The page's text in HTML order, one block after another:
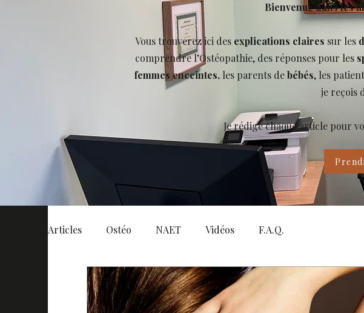
Bienvenue dans les
Vous trouverez ici des explications claires sur les
comprendre l’Ostéopathie, des réponses pour les
femmes enceintes, les parents debébés, les
je reçois
Je rédige chaque article pour
Articles Ostéo NAET Vidéos F.A.Q.